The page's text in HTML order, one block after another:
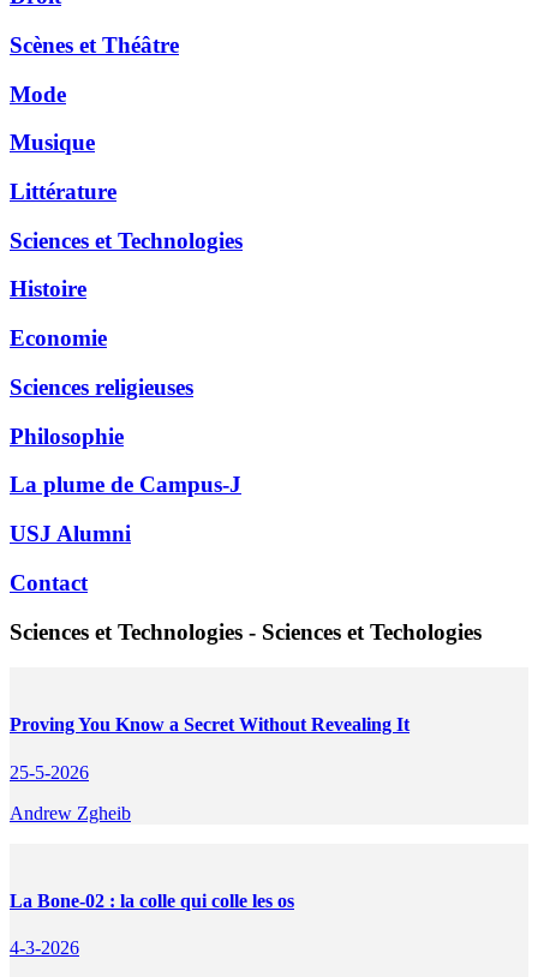
Scènes et Théâtre
Mode
Musique
Littérature
Sciences et Technologies
Histoire
Economie
Sciences religieuses
Philosophie
La plume de Campus-J
USJ Alumni
Contact
Sciences et Technologies - Sciences et Techologies
Proving You Know a Secret Without Revealing It
25-5-2026
Andrew Zgheib
La Bone-02 : la colle qui colle les os
4-3-2026